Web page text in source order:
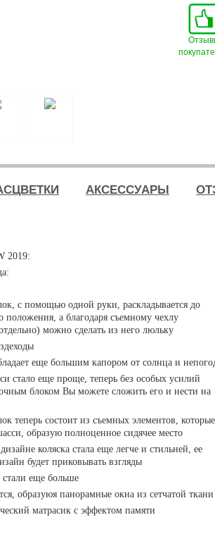
АКСЕССУАРЫ
2019:
с помощью одной руки, раскладывается до
положения, а благодаря съемному чехлу
можно сделать из него люльку
еще большим капором от солнца и
стало еще проще, теперь без особых усилий
блоком Вы можете сложить его и нести на
теперь состоит из съемных элементов, которые
образую полноценное сидячее место
коляска стала еще легче и стильней, ее
будет приковывать взгляды
еще больше
образуюя панорамные окна из сетчатой ткани
матрасик с эффектом памяти